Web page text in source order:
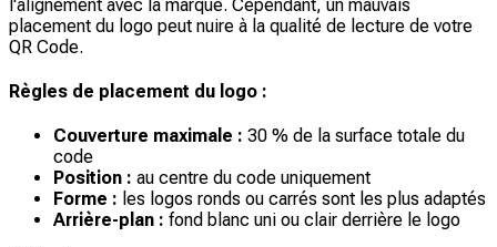
l'alignement avec la marque. Cependant, un mauvais
placement du logo peut nuire à la qualité de lecture de votre
QR Code.
Règles de placement du logo :
Couverture maximale : 30 % de la surface totale du
code
Position : au centre du code uniquement
Forme : les logos ronds ou carrés sont les plus adaptés
Arrière-plan : fond blanc uni ou clair derrière le logo